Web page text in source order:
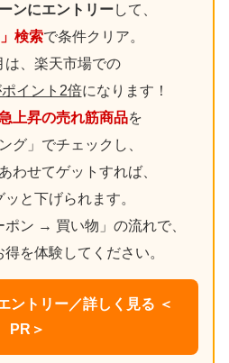
ンにエントリーして、
検索で条件クリア。
は、楽天市場での
イント2倍になります！
上昇の売れ筋商品を
グ」でチェックし、
わせてゲットすれば、
と下げられます。
ポン → 買い物」の流れで、
を体験してください。
ントリー／詳しく見る ＜
PR＞